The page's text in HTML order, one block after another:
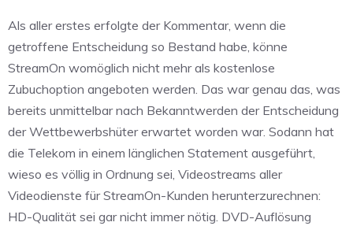
Als aller erstes erfolgte der Kommentar, wenn die
getroffene Entscheidung so Bestand habe, könne
StreamOn womöglich nicht mehr als kostenlose
Zubuchoption angeboten werden. Das war genau das, was
bereits unmittelbar nach Bekanntwerden der Entscheidung
der Wettbewerbshüter erwartet worden war. Sodann hat
die Telekom in einem länglichen Statement ausgeführt,
wieso es völlig in Ordnung sei, Videostreams aller
Videodienste für StreamOn-Kunden herunterzurechnen:
HD-Qualität sei gar nicht immer nötig. DVD-Auflösung